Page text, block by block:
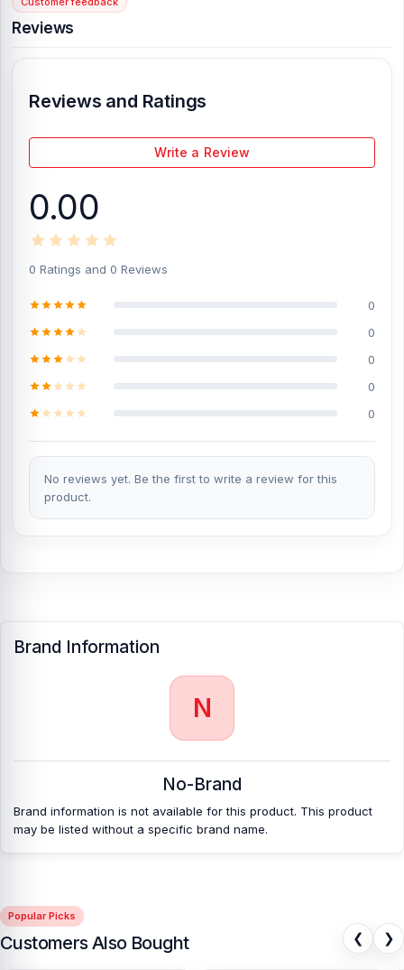
Reviews
Reviews and Ratings
Write a Review
0.00
0 Ratings and 0 Reviews
0
0
0
0
0
No reviews yet. Be the first to write a review for this
product.
Brand Information
N
No-Brand
Brand information is not available for this product. This product
may be listed without a specific brand name.
Popular Picks
Customers Also Bought ❮ ❯